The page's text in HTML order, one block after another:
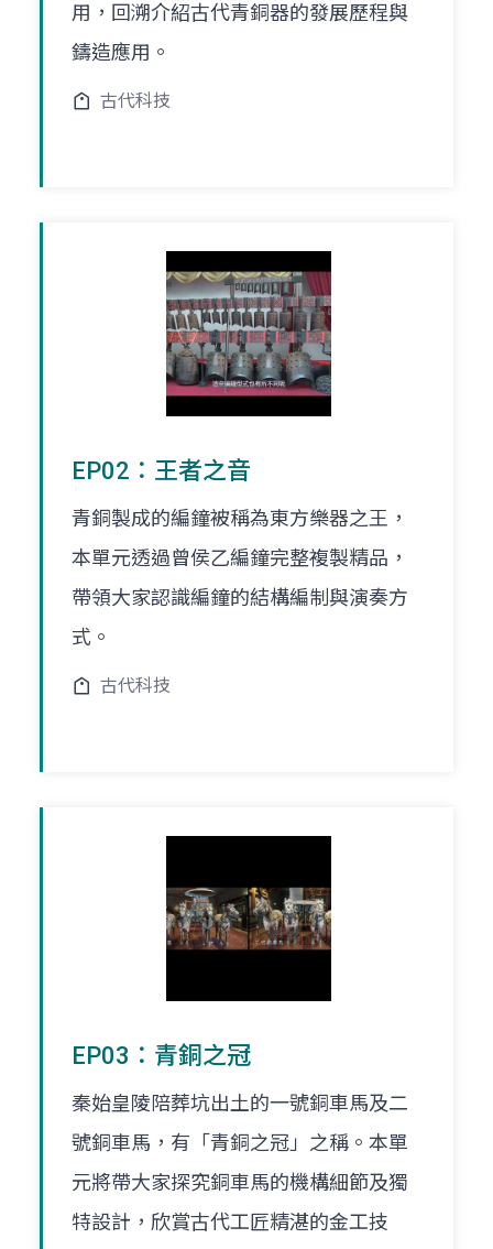
用，回溯介紹古代青銅器的發展歷程與
鑄造應用。
古代科技
EP02：王者之音
青銅製成的編鐘被稱為東方樂器之王，
本單元透過曾侯乙編鐘完整複製精品，
帶領大家認識編鐘的結構編制與演奏方
式。
古代科技
EP03：青銅之冠
秦始皇陵陪葬坑出土的一號銅車馬及二
號銅車馬，有「青銅之冠」之稱。本單
元將帶大家探究銅車馬的機構細節及獨
特設計，欣賞古代工匠精湛的金工技